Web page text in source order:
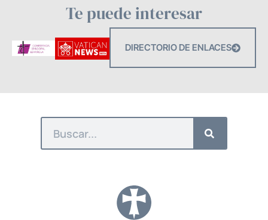
Te puede interesar
DIRECTORIO DE ENLACES